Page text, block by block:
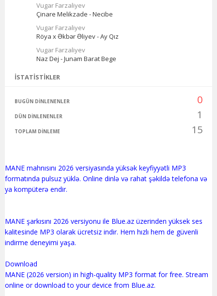
Vugar Farzaliyev
Çinare Melikzade - Necibe
Vugar Farzaliyev
Röya x Əkbər Əliyev - Ay Qız
Vugar Farzaliyev
Naz Dej - Junam Barat Bege
İSTATISTIKLER
BUGÜN DINLENENLER 0
DÜN DINLENENLER 1
TOPLAM DINLEME 15
MANE mahnısını 2026 versiyasında yüksək keyfiyyətli MP3
formatında pulsuz yüklə. Online dinlə və rahat şəkildə telefona və
ya kompüterə endir.
MANE şarkısını 2026 versiyonu ile Blue.az üzerinden yüksek ses
kalitesinde MP3 olarak ücretsiz indir. Hem hızlı hem de güvenli
indirme deneyimi yaşa.
Download
MANE (2026 version) in high-quality MP3 format for free. Stream
online or download to your device from Blue.az.